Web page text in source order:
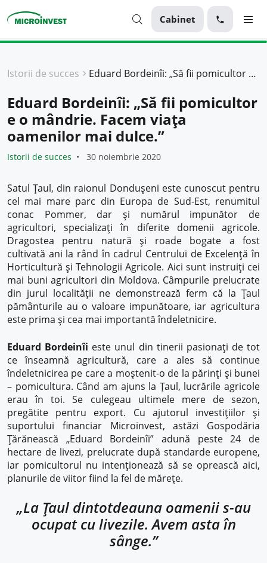
Cabinet
Despre Microinvest
Pentru Clienți
Istorii de succes Eduard Bordeinîi: „Să fii pomicultor e o mândrie. Facem viața oamenilor mai dulce.”
Eduard Bordeinîi: „Să fii pomicultor
e o mândrie. Facem viața
oamenilor mai dulce.”
Istorii de succes 30 noiembrie 2020
Satul Țaul, din raionul Dondușeni este cunoscut pentru
cel mai mare parc din Europa de Sud-Est, renumitul
conac Pommer, dar și numărul impunător de
agricultori, specializați în diferite domenii agricole.
Dragostea pentru natură și roade bogate a fost
cultivată ani la rând în cadrul Centrului de Excelenţă în
Horticultură şi Tehnologii Agricole. Aici sunt instruiți cei
mai buni agricultori din Moldova. Câmpurile prelucrate
din jurul localității ne demonstrează ferm că la Țaul
pământurile au o valoare impunătoare, iar agricultura
este prima și cea mai importantă îndeletnicire.
Eduard Bordeinîi este unul din tinerii pasionați de tot
ce înseamnă agricultură, care a ales să continue
îndeletnicirea pe care a moștenit-o de la părinți și bunei
– pomicultura. Când am ajuns la Țaul, lucrările agricole
erau în toi. Se culegeau ultimele mere de sezon,
pregătite pentru export. Cu ajutorul investițiilor și
suportului financiar Microinvest, astăzi Gospodăria
Țărănească „Eduard Bordeinîi” adună peste 24 de
hectare de livezi, prelucrate după standarde europene,
iar pomicultorul nu intenționează să se oprească aici,
planurile de viitor fiind la fel de mărețe.
„La Țaul dintotdeauna oamenii s-au
ocupat cu livezile. Avem asta în
sânge.”